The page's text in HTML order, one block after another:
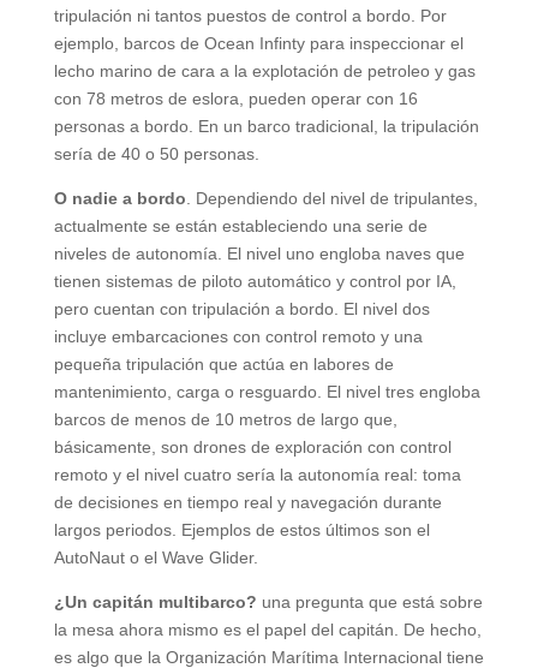
tripulación ni tantos puestos de control a bordo. Por
ejemplo, barcos de Ocean Infinty para inspeccionar el
lecho marino de cara a la explotación de petroleo y gas
con 78 metros de eslora, pueden operar con 16
personas a bordo. En un barco tradicional, la tripulación
sería de 40 o 50 personas.
O nadie a bordo . Dependiendo del nivel de tripulantes,
actualmente se están estableciendo una serie de
niveles de autonomía. El nivel uno engloba naves que
tienen sistemas de piloto automático y control por IA,
pero cuentan con tripulación a bordo. El nivel dos
incluye embarcaciones con control remoto y una
pequeña tripulación que actúa en labores de
mantenimiento, carga o resguardo. El nivel tres engloba
barcos de menos de 10 metros de largo que,
básicamente, son drones de exploración con control
remoto y el nivel cuatro sería la autonomía real: toma
de decisiones en tiempo real y navegación durante
largos periodos. Ejemplos de estos últimos son el
AutoNaut o el Wave Glider.
¿Un capitán multibarco? una pregunta que está sobre
la mesa ahora mismo es el papel del capitán. De hecho,
es algo que la Organización Marítima Internacional tiene